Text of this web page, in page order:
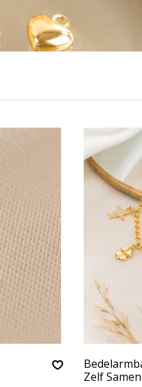
Zelf Samen